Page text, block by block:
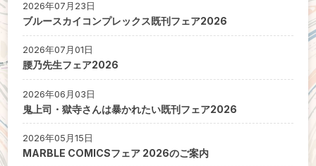
2026年07月23日
ブルースカイコンプレックス既刊フェア2026
2026年07月01日
腰乃先生フェア2026
2026年06月03日
鬼上司・獄寺さんは暴かれたい既刊フェア2026
2026年05月15日
MARBLE COMICSフェア 2026のご案内